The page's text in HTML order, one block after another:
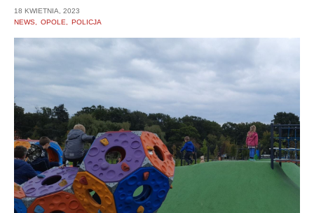
18 KWIETNIA, 2023
NEWS
OPOLE POLICJA